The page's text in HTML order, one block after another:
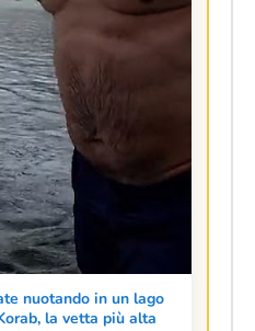
nuotando in un lago
la vetta più alta